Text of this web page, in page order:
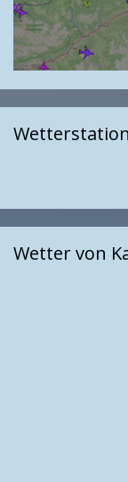
Wetter von